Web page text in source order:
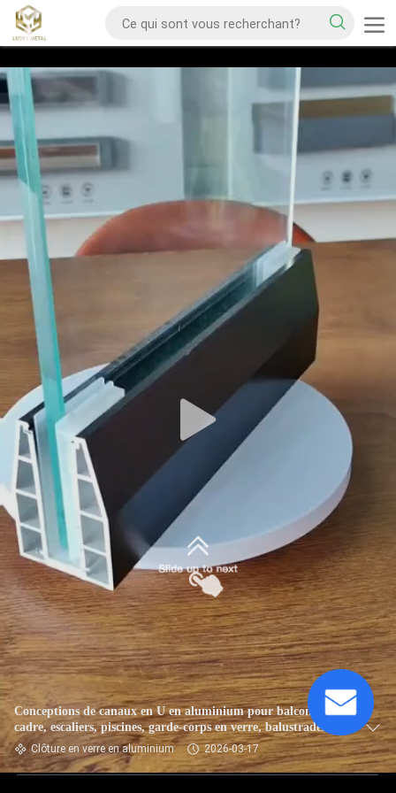
Conceptions de canaux en U en aluminium pour balcons sans
cadre, escaliers, piscines, garde-corps en verre, balustrades et
mains courantes
Clôture en verre en aluminium 2026-03-17